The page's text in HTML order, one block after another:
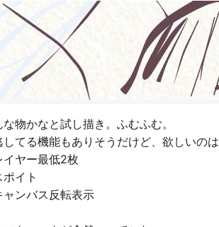
な物かなと試し描き。ふむふむ。
してる機能もありそうだけど、欲しいのは
イヤー最低2枚
ポイト
ャンバス反転表示